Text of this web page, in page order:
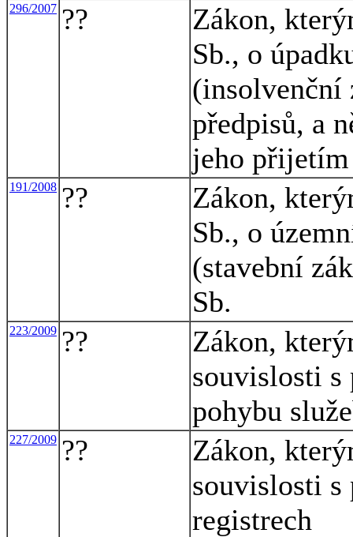
296/2007 ??
Zákon,
Sb., o
(insolvenční
předpisů, a
jeho přijetím
191/2008 ??
Zákon,
Sb., o
(stavební
Sb.
223/2009 ??
Zákon,
souvislosti
pohybu
227/2009 ??
Zákon,
souvislosti s
registrech